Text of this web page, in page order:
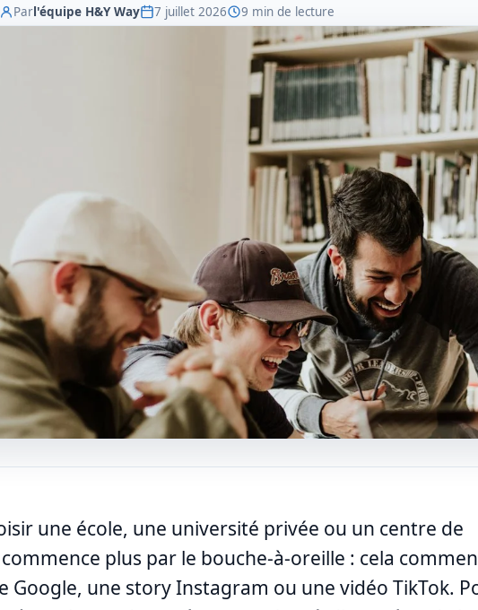
Parl'équipe H&Y Way 7 juillet 2026 9 min de lecture
une école, une université privée ou un centre de
plus par le bouche-à-oreille : cela
Google, une story Instagram ou une vidéo TikTok.